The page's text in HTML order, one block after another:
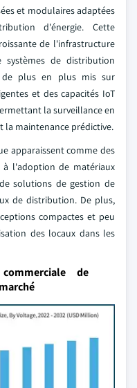
et modulaires adaptées
d'énergie. Cette
de l'infrastructure
de distribution
de plus en plus mis sur
et des capacités IoT
la surveillance en
la maintenance prédictive.
apparaissent comme des
à l'adoption de matériaux
solutions de gestion de
de distribution. De plus,
compactes et peu
des locaux dans les
de